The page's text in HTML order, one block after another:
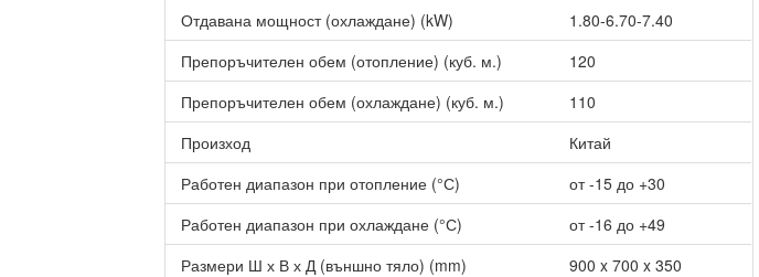
Отдавана мощност (охлаждане) (kW)
1.80-6.70-7.40
Препоръчителен обем (отопление) (куб. м.)
120
Препоръчителен обем (охлаждане) (куб. м.)
110
Произход
Китай
Работен диапазон при отопление (°С)
от -15 до +30
Работен диапазон при охлаждане (°С)
от -16 до +49
Размери Ш х В х Д (външно тяло) (mm)
900 x 700 x 350